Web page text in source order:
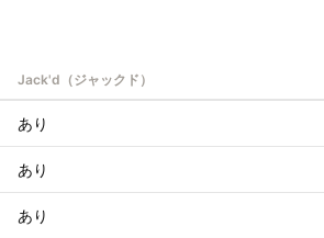
Jack'd（ジャックド）
あり
あり
あり